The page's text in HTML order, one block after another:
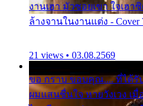
งานเฮา มัวซอยเขา ใจเฮ
ล้างจานในงานแต่ง - Cover
21 views • 03.08.2569
ขอ กราบ ขอบคุณ.... ที่ได้รั
ผมแสนชื่นใจ หายวังเวง เ